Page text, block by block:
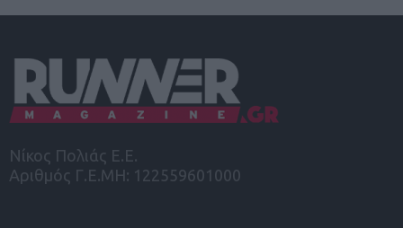
Νίκος Πολιάς Ε.Ε.
Αριθμός Γ.Ε.ΜΗ: 122559601000